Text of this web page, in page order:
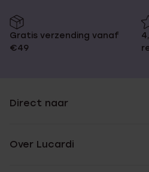
Gratis verzending vanaf
€49
Direct naar
Over Lucardi